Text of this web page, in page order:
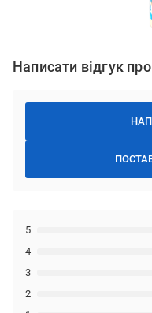
Написати відгук
2
3
4
5